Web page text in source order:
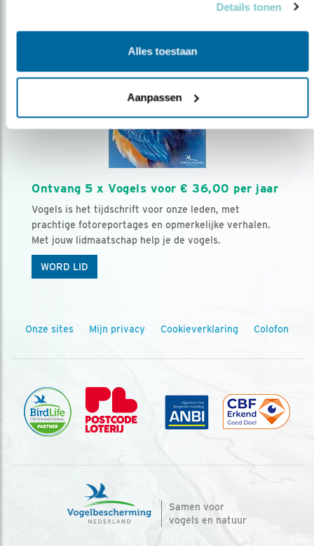
Details tonen
Alles toestaan
Aanpassen
Ontvang 5 x Vogels voor € 36,00 per jaar
Vogels is het tijdschrift voor onze leden, met
prachtige fotoreportages en opmerkelijke verhalen.
Met jouw lidmaatschap help je de vogels.
WORD LID
Onze sites Mijn privacy Cookieverklaring Colofon
Samen voor
vogels en natuur